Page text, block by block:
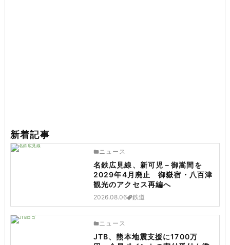
新着記事
ニュース
名鉄広見線、新可児－御嵩間を
2029年4月廃止 御嶽宿・八百津
観光のアクセス再編へ
2026.08.06 鉄道
ニュース
JTB、熊本地震支援に1700万